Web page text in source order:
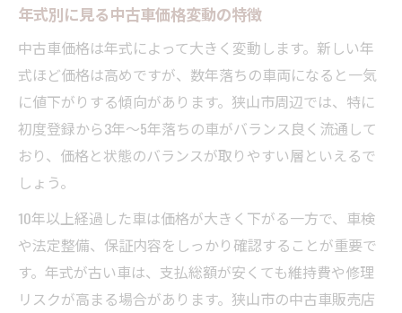
年式別に見る中古車価格変動の特徴
中古車価格は年式によって大きく変動します。新しい年
式ほど価格は高めですが、数年落ちの車両になると一気
に値下がりする傾向があります。狭山市周辺では、特に
初度登録から3年～5年落ちの車がバランス良く流通して
おり、価格と状態のバランスが取りやすい層といえるで
しょう。
10年以上経過した車は価格が大きく下がる一方で、車検
や法定整備、保証内容をしっかり確認することが重要で
す。年式が古い車は、支払総額が安くても維持費や修理
リスクが高まる場合があります。狭山市の中古車販売店